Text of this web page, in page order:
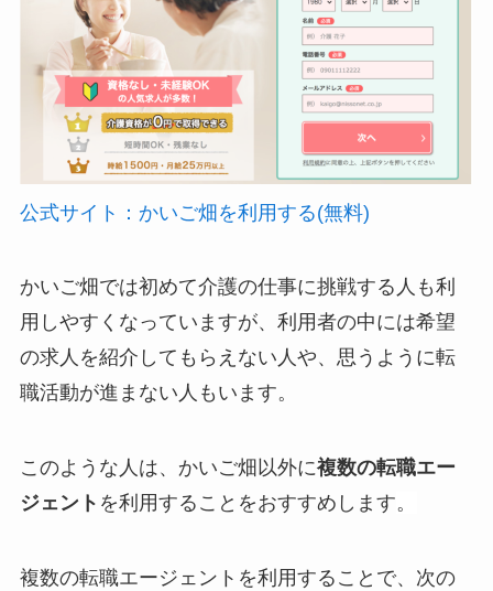
公式サイト：かいご畑を利用する(無料)
かいご畑では初めて介護の仕事に挑戦する人も利
用しやすくなっていますが、利用者の中には希望
の求人を紹介してもらえない人や、思うように転
職活動が進まない人もいます。
このような人は、かいご畑以外に複数の転職エー
ジェント を利用することをおすすめします。
複数の転職エージェントを利用することで、次の